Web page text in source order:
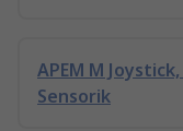
APEM M
Sensorik